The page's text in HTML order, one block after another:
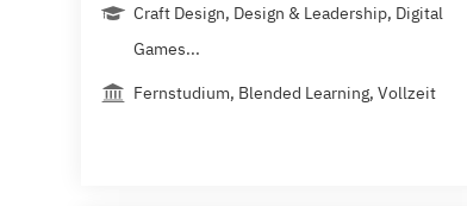
Craft Design, Design & Leadership, Digital
Games...
Fernstudium, Blended Learning, Vollzeit